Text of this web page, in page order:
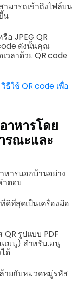
มารถเข้าถึงไฟล์บน
น
อ JPEG QR
ดังนั้นคุณ
วลาด้วย QR code
ธีใช้ QR code เพื่อ
าหารโดย
รณะและ
หารนอกบ้านอย่าง
ำตอบ
ดีที่สุดเป็นเครื่องมือ
รูปแบบ PDF
เมนู) สำหรับเมนู
ด้
ายกับหมวดหมู่รหัส